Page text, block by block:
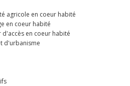
agricole en coeur habité
en coeur habité
d'accès en coeur habité
d'urbanisme